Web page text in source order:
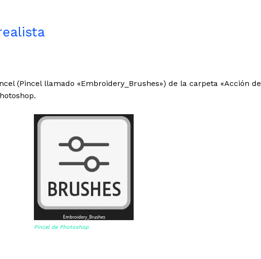
(Pincel llamado «Embroidery_Brushes») de la carpeta «Acción de
Pincel de Photoshop